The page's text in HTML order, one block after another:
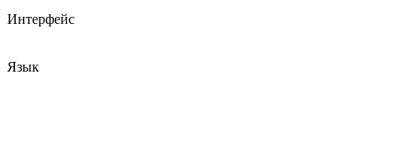
Интерфейс
Язык